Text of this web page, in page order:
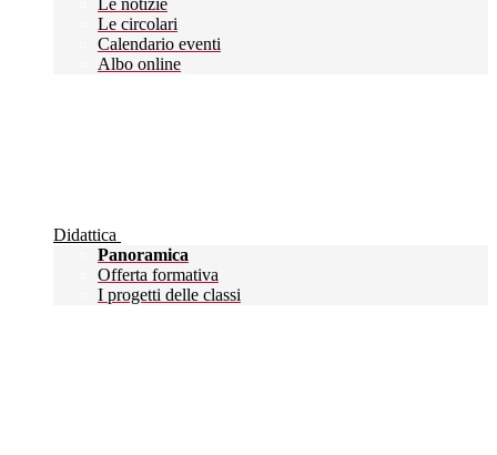
Le notizie
Le circolari
Calendario eventi
Albo online
Didattica
Panoramica
Offerta formativa
I progetti delle classi